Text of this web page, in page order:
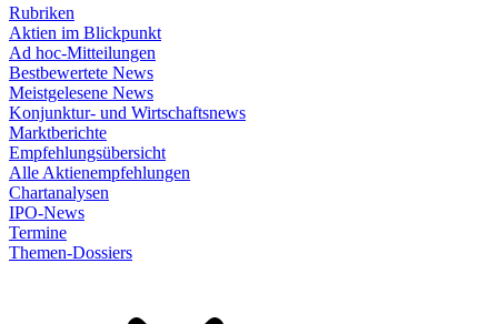
Rubriken
Aktien im Blickpunkt
Ad hoc-Mitteilungen
Bestbewertete News
Meistgelesene News
Konjunktur- und Wirtschaftsnews
Marktberichte
Empfehlungsübersicht
Alle Aktienempfehlungen
Chartanalysen
IPO-News
Termine
Themen-Dossiers